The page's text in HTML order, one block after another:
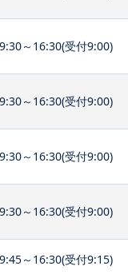
9:30～16:30(受付9:00)
9:30～16:30(受付9:00)
9:30～16:30(受付9:00)
9:30～16:30(受付9:00)
9:45～16:30(受付9:15)